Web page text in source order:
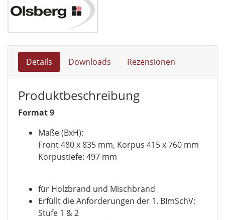
Details Downloads Rezensionen
Produktbeschreibung
Format 9
Maße (BxH):
Front 480 x 835 mm, Korpus 415 x 760 mm
Korpustiefe: 497 mm
für Holzbrand und Mischbrand
Erfüllt die Anforderungen der 1. BImSchV:
Stufe 1 & 2